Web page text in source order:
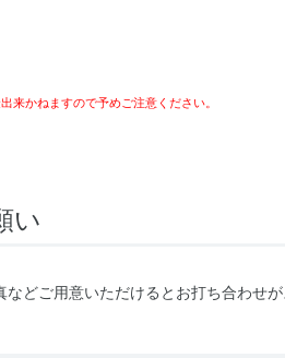
来かねますので予めご注意ください。
い
どご用意いただけるとお打ち合わせ